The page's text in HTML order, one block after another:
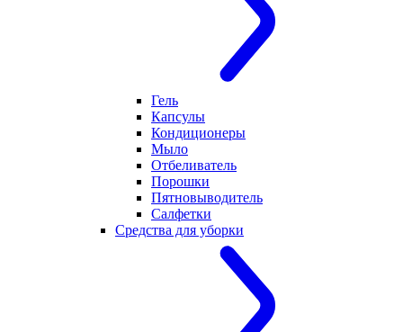
Гель
Капсулы
Кондиционеры
Мыло
Отбеливатель
Порошки
Пятновыводитель
Салфетки
Средства для уборки